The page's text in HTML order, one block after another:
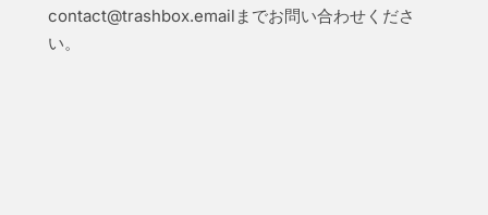
contact@trashbox.email までお問い合わせくださ
い。